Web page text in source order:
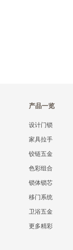
产品一览
设计门锁
家具拉手
铰链五金
色彩组合
锁体锁芯
移门系统
卫浴五金
更多精彩